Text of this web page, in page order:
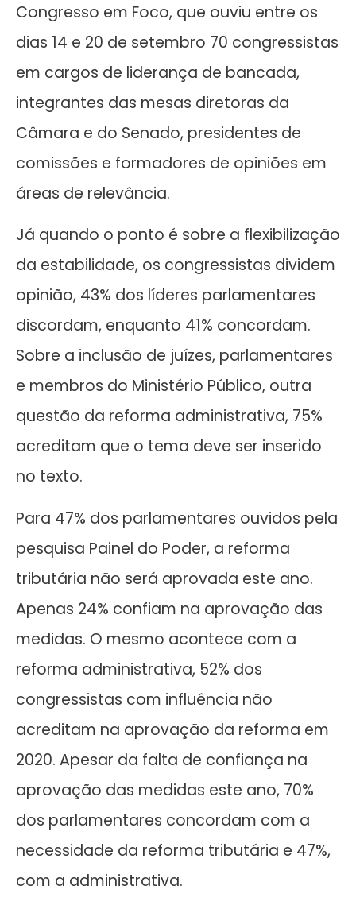
Congresso em Foco, que ouviu entre os
dias 14 e 20 de setembro 70 congressistas
em cargos de liderança de bancada,
integrantes das mesas diretoras da
Câmara e do Senado, presidentes de
comissões e formadores de opiniões em
áreas de relevância.
Já quando o ponto é sobre a flexibilização
da estabilidade, os congressistas dividem
opinião, 43% dos líderes parlamentares
discordam, enquanto 41% concordam.
Sobre a inclusão de juízes, parlamentares
e membros do Ministério Público, outra
questão da reforma administrativa, 75%
acreditam que o tema deve ser inserido
no texto.
Para 47% dos parlamentares ouvidos pela
pesquisa Painel do Poder, a reforma
tributária não será aprovada este ano.
Apenas 24% confiam na aprovação das
medidas. O mesmo acontece com a
reforma administrativa, 52% dos
congressistas com influência não
acreditam na aprovação da reforma em
2020. Apesar da falta de confiança na
aprovação das medidas este ano, 70%
dos parlamentares concordam com a
necessidade da reforma tributária e 47%,
com a administrativa.